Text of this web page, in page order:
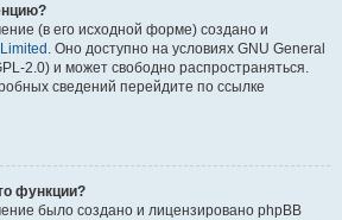
(в его исходной форме) создано и
. Оно доступно на условиях GNU General
2.0) и может свободно распространяться.
сведений перейдите по ссылке
функции?
было создано и лицензировано phpBB